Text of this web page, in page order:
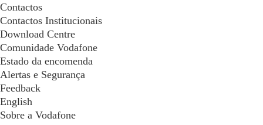
Contactos
Contactos Institucionais
Download Centre
Comunidade Vodafone
Estado da encomenda
Alertas e Segurança
Feedback
English
Sobre a Vodafone